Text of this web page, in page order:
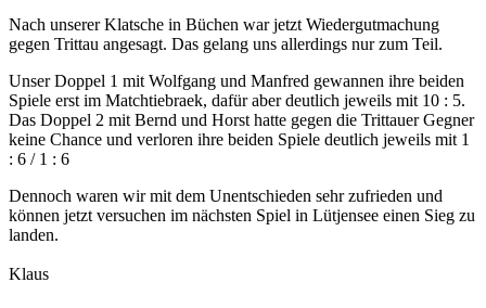
Nach unserer Klatsche in Büchen war jetzt Wiedergutmachung
gegen Trittau angesagt. Das gelang uns allerdings nur zum Teil.
Unser Doppel 1 mit Wolfgang und Manfred gewannen ihre beiden
Spiele erst im Matchtiebraek, dafür aber deutlich jeweils mit 10 : 5.
Das Doppel 2 mit Bernd und Horst hatte gegen die Trittauer Gegner
keine Chance und verloren ihre beiden Spiele deutlich jeweils mit 1
: 6 / 1 : 6
Dennoch waren wir mit dem Unentschieden sehr zufrieden und
können jetzt versuchen im nächsten Spiel in Lütjensee einen Sieg zu
landen.
Klaus